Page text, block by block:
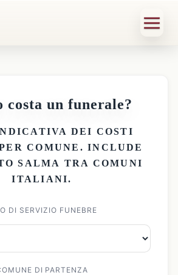
costa un funerale?
DEI COSTI
COMUNE . INCLUDE
SALMA TRA COMUNI
ITALIANI.
DI SERVIZIO FUNEBRE
DI PARTENZA